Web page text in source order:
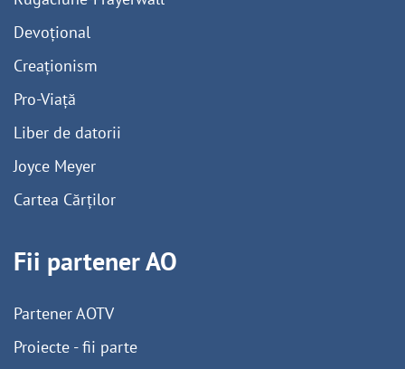
Devoțional
Creaționism
Pro-Viață
Liber de datorii
Joyce Meyer
Cartea Cărților
Fii partener AO
Partener AOTV
Proiecte - fii parte